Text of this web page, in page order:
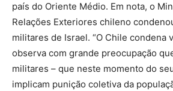
país do Oriente Médio. Em nota, o
Relações Exteriores chileno
militares de Israel. “O Chile condena
observa com grande preocupação
militares – que neste momento do
implicam punição coletiva da